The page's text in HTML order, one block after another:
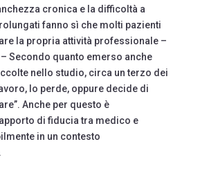
cronica e la difficoltà a
fanno sì che molti pazienti
la propria attività professionale –
Secondo quanto emerso anche
nello studio, circa un terzo dei
lo perde, oppure decide di
Anche per questo è
di fiducia tra medico e
in un contesto